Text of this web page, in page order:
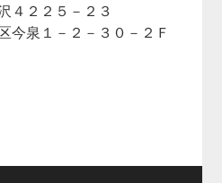
４２２５－２３
今泉１－２－３０－２Ｆ